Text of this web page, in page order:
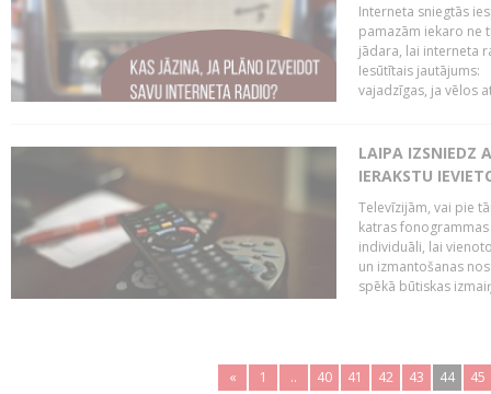
Interneta sniegtās
pamazām iekaro ne
jādara, lai interneta
Iesūtītais jautājums:
vajadzīgas, ja vēlos
LAIPA IZSNIEDZ
IERAKSTU
Televīzijām, vai pie
katras
individuāli, lai
un izmantošanas
spēkā būtiskas
« 1 .. 40 41 42 43 44 45